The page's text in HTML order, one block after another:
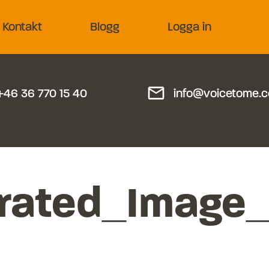
Kontakt Blogg Logga in
36 770 15 40 mail_outline